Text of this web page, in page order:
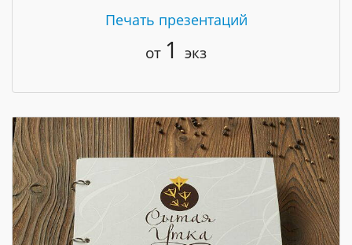
Печать презентаций
от 1 экз